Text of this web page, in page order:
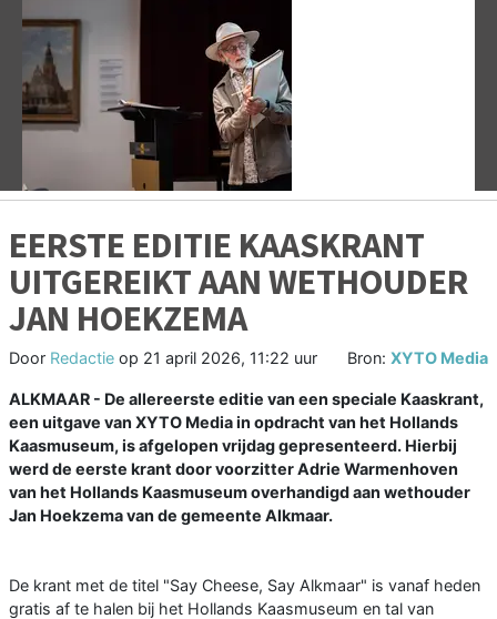
Vorige
EERSTE EDITIE KAASKRANT
UITGEREIKT AAN WETHOUDER
JAN HOEKZEMA
Door Redactie op 21 april 2026, 11:22 uur Bron: XYTO Media
ALKMAAR - De allereerste editie van een speciale Kaaskrant,
een uitgave van XYTO Media in opdracht van het Hollands
Kaasmuseum, is afgelopen vrijdag gepresenteerd. Hierbij
werd de eerste krant door voorzitter Adrie Warmenhoven
van het Hollands Kaasmuseum overhandigd aan wethouder
Jan Hoekzema van de gemeente Alkmaar.
De krant met de titel "Say Cheese, Say Alkmaar" is vanaf heden
gratis af te halen bij het Hollands Kaasmuseum en tal van